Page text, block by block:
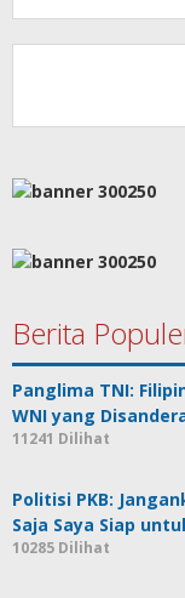
Berita
Panglima TNI:
WNI yang
11241 Dilihat
Politisi PKB:
Saja Saya Siap
10285 Dilihat